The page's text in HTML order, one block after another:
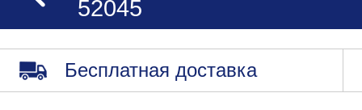
52045
Бесплатная доставка